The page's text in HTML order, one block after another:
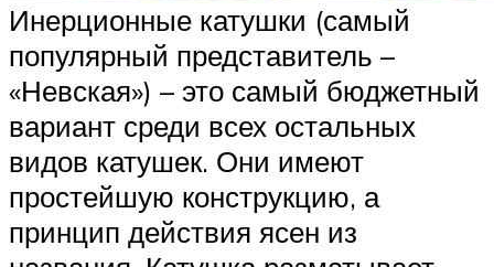
Инерционные катушки (самый
популярный представитель –
«Невская») – это самый бюджетный
вариант среди всех остальных
видов катушек. Они имеют
простейшую конструкцию, а
принцип действия ясен из